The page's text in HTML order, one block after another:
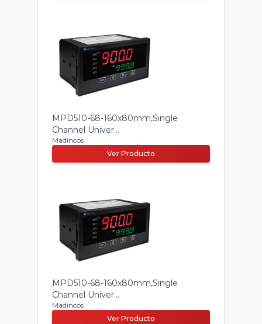
MPD510-68-160x80mm,Single
Channel Univer...
Madincos
Ver Producto
MPD510-68-160x80mm,Single
Channel Univer...
Madincos
Ver Producto